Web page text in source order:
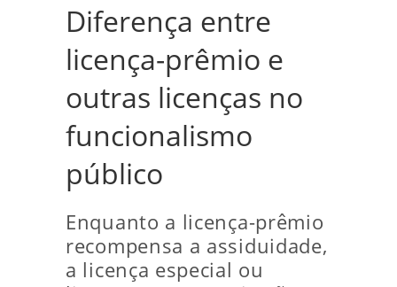
Diferença entre
licença-prêmio e
outras licenças no
funcionalismo
público
Enquanto a licença-prêmio
recompensa a assiduidade,
a licença especial ou